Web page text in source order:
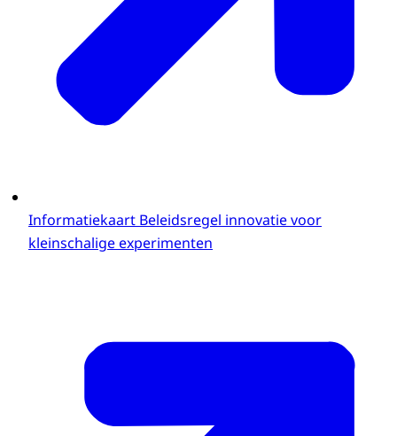
Informatiekaart Beleidsregel innovatie voor
kleinschalige experimenten